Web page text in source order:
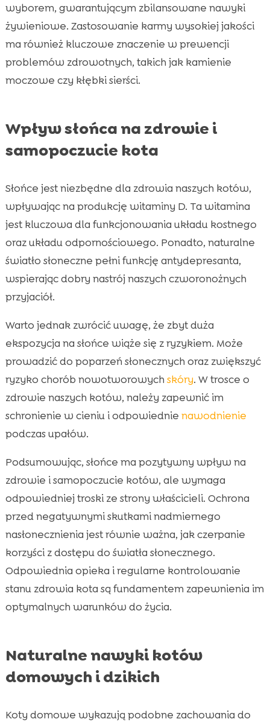
wyborem, gwarantującym zbilansowane nawyki
żywieniowe. Zastosowanie karmy wysokiej jakości
ma również kluczowe znaczenie w prewencji
problemów zdrowotnych, takich jak kamienie
moczowe czy kłębki sierści.
Wpływ słońca na zdrowie i
samopoczucie kota
Słońce jest niezbędne dla zdrowia naszych kotów,
wpływając na produkcję witaminy D. Ta witamina
jest kluczowa dla funkcjonowania układu kostnego
oraz układu odpornościowego. Ponadto, naturalne
światło słoneczne pełni funkcję antydepresanta,
wspierając dobry nastrój naszych czworonożnych
przyjaciół.
Warto jednak zwrócić uwagę, że zbyt duża
ekspozycja na słońce wiąże się z ryzykiem. Może
prowadzić do poparzeń słonecznych oraz zwiększyć
ryzyko chorób nowotworowych skóry. W trosce o
zdrowie naszych kotów, należy zapewnić im
schronienie w cieniu i odpowiednie nawodnienie
podczas upałów.
Podsumowując, słońce ma pozytywny wpływ na
zdrowie i samopoczucie kotów, ale wymaga
odpowiedniej troski ze strony właścicieli. Ochrona
przed negatywnymi skutkami nadmiernego
nasłonecznienia jest równie ważna, jak czerpanie
korzyści z dostępu do światła słonecznego.
Odpowiednia opieka i regularne kontrolowanie
stanu zdrowia kota są fundamentem zapewnienia im
optymalnych warunków do życia.
Naturalne nawyki kotów
domowych i dzikich
Koty domowe wykazują podobne zachowania do